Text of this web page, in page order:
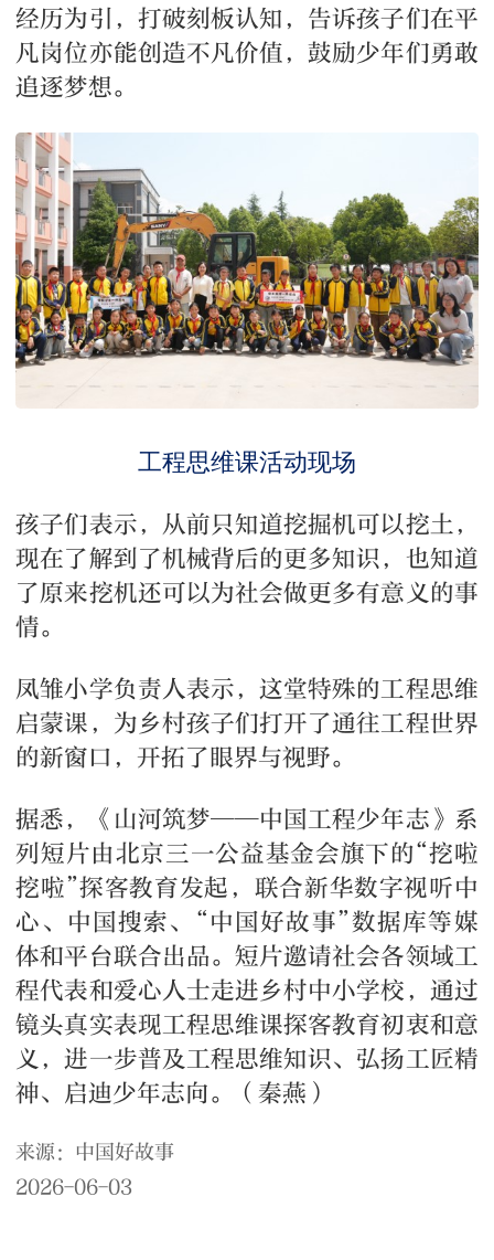
经历为引，打破刻板认知，告诉孩子们在平
凡岗位亦能创造不凡价值，鼓励少年们勇敢
追逐梦想。
工程思维课活动现场
孩子们表示，从前只知道挖掘机可以挖土，
现在了解到了机械背后的更多知识，也知道
了原来挖机还可以为社会做更多有意义的事
情。
凤雏小学负责人表示，这堂特殊的工程思维
启蒙课，为乡村孩子们打开了通往工程世界
的新窗口，开拓了眼界与视野。
据悉，《山河筑梦——中国工程少年志》系
列短片由北京三一公益基金会旗下的“挖啦
挖啦”探客教育发起，联合新华数字视听中
心、中国搜索、“中国好故事”数据库等媒
体和平台联合出品。短片邀请社会各领域工
程代表和爱心人士走进乡村中小学校，通过
镜头真实表现工程思维课探客教育初衷和意
义，进一步普及工程思维知识、弘扬工匠精
神、启迪少年志向。（秦燕）
来源：中国好故事
2026-06-03